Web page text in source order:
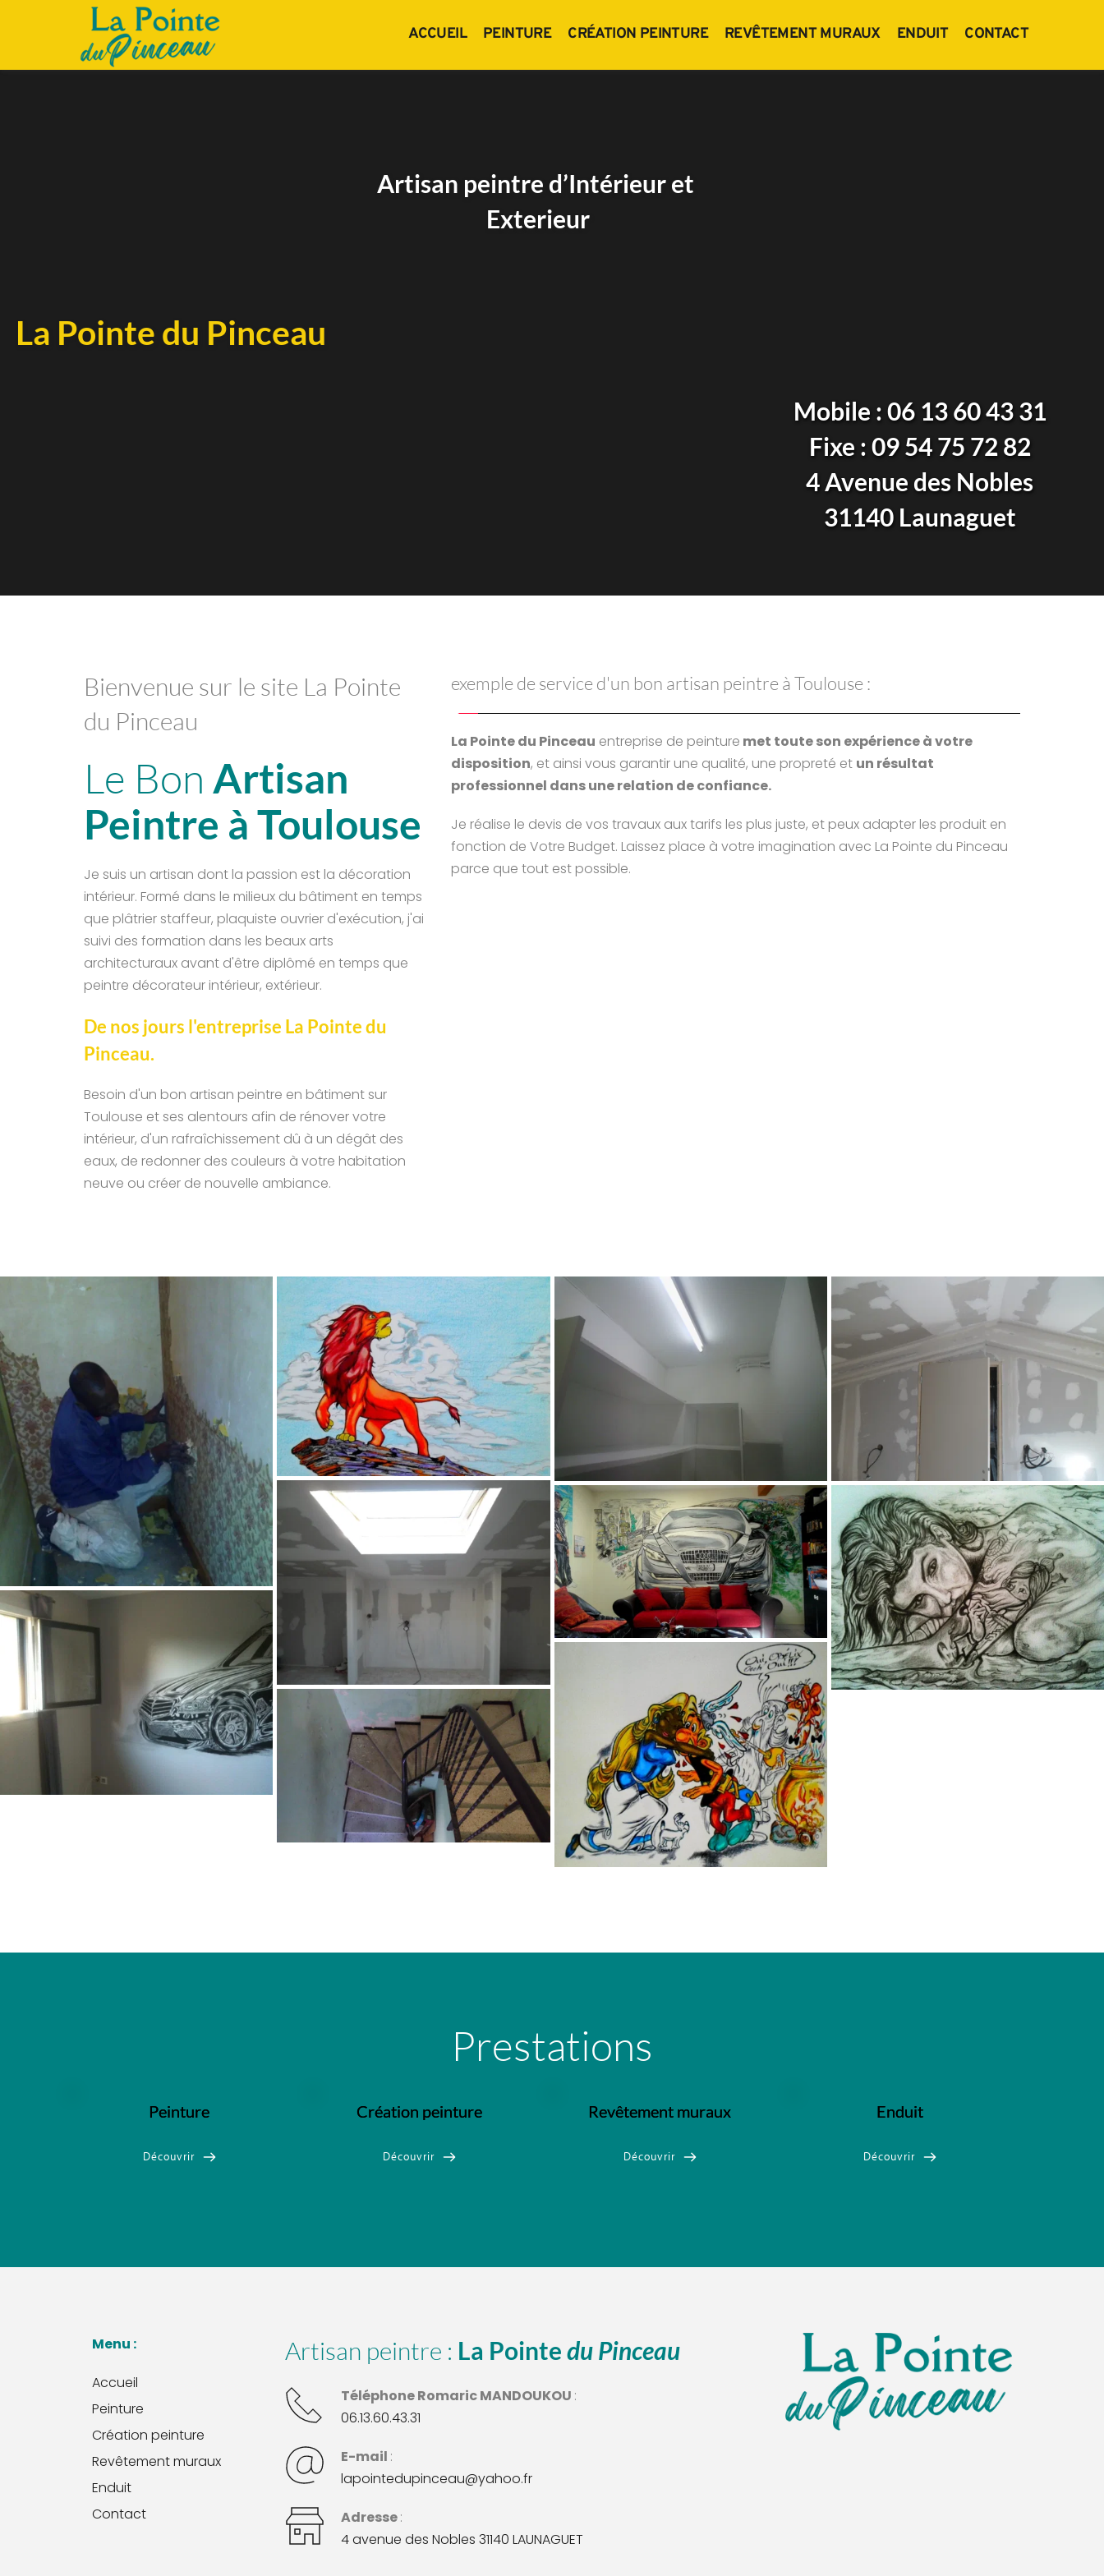
ACCUEIL PEINTURE CRÉATION PEINTURE REVÊTEMENT MURAUX ENDUIT CONTACT
La Pointe du Pinceau
Artisan peintre d’Intérieur et
Exterieur
Mobile : 06 13 60 43 31
Fixe : 09 54 75 72 82
4 Avenue des Nobles
31140 Launaguet
Bienvenue sur le site La Pointe
du Pinceau
Le Bon Artisan
Peintre à Toulouse
Je suis un artisan dont la passion est la décoration
intérieur. Formé dans le milieux du bâtiment en temps
que plâtrier staffeur, plaquiste ouvrier d'exécution, j'ai
suivi des formation dans les beaux arts
architecturaux avant d'être diplômé en temps que
peintre décorateur intérieur, extérieur.
De nos jours l'entreprise La Pointe du
Pinceau.
Besoin d'un bon artisan peintre en bâtiment sur
Toulouse et ses alentours afin de rénover votre
intérieur, d'un rafraîchissement dû à un dégât des
eaux, de redonner des couleurs à votre habitation
neuve ou créer de nouvelle ambiance.
exemple de service d'un bon artisan peintre à Toulouse :
La Pointe du Pinceau entreprise de peinture met toute son expérience à votre
disposition, et ainsi vous garantir une qualité, une propreté et un résultat
professionnel dans une relation de confiance.
Je réalise le devis de vos travaux aux tarifs les plus juste, et peux adapter les produit en
fonction de Votre Budget. Laissez place à votre imagination avec La Pointe du Pinceau
parce que tout est possible.
Prestations
Peinture
Découvrir
Création peinture
Découvrir
Revêtement muraux
Découvrir
Enduit
Découvrir
Menu :
Accueil
Peinture
Création peinture
Revêtement muraux
Enduit
Contact
Artisan peintre : La Pointe du Pinceau
Téléphone Romaric MANDOUKOU :
06.13.60.43.31
E-mail :
lapointedupinceau@yahoo.fr
Adresse :
﻿4 avenue des Nobles 31140 LAUNAGUET